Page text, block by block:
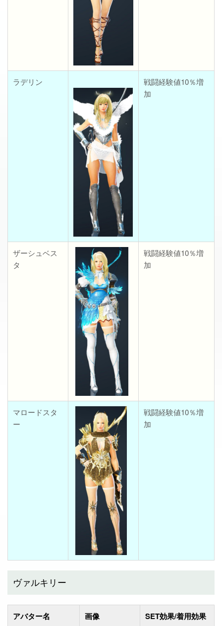
ラデリン
戦闘経験値10％増
加
ザーシュベス
タ
戦闘経験値10％増
加
マロードスタ
ー
戦闘経験値10％増
加
ヴァルキリー
アバター名 画像 SET効果/着用効果